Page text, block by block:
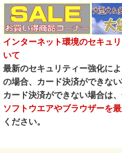
フォルツァ10犬キャンペーン
一口笑 Ikkosho
デイリーディライト DAILY
RENA DOG レナドッグ
PetO’CERA ペットセラ
インターネット環境のセキュ
いて
最新のセキュリティー強化に
の場合、カード決済ができな
カード決済ができない場合は
ソフトウエアやブラウザーを
ください。